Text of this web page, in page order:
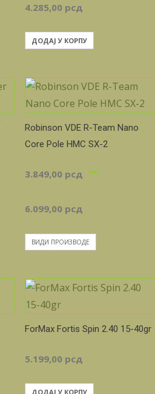
4.285,00 рсд
ДОДАЈ У КОРПУ
Robinson VDE R-Team Nano
Core Pole HMC SX-2
3.849,00 рсд –
6.099,00 рсд
цена:
од
до
ВИДИ ПРОИЗВОДЕ
ForMax Fortis Spin 2.40 15-40gr
5.199,00 рсд
ДОДАЈ У КОРПУ